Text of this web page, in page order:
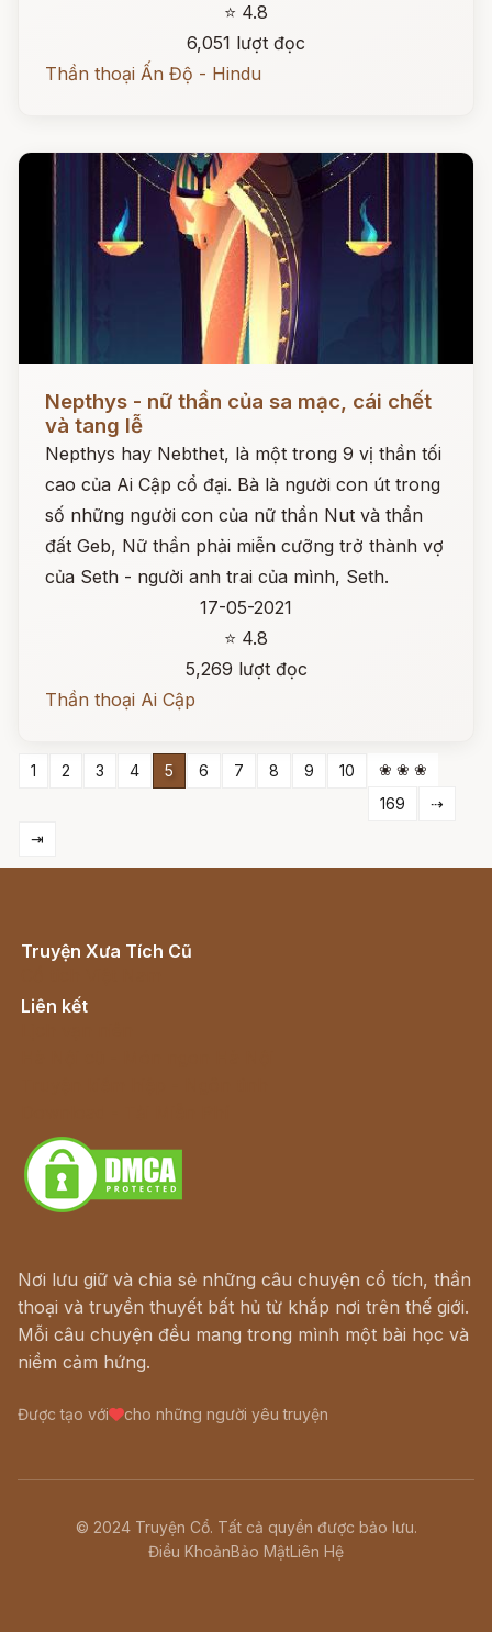
⭐ 4.8
6,051 lượt đọc
Thần thoại Ấn Độ - Hindu
Nepthys - nữ thần của sa mạc, cái chết
và tang lễ
Nepthys hay Nebthet, là một trong 9 vị thần tối
cao của Ai Cập cổ đại. Bà là người con út trong
số những người con của nữ thần Nut và thần
đất Geb, Nữ thần phải miễn cưỡng trở thành vợ
của Seth - người anh trai của mình, Seth.
17-05-2021
⭐ 4.8
5,269 lượt đọc
Thần thoại Ai Cập
1 2 3 4 5 6 7 8 9 10
❀ ❀ ❀
169
⇢
⇥
Truyện Xưa Tích Cũ
Liên kết
Nơi lưu giữ và chia sẻ những câu chuyện cổ tích, thần
thoại và truyền thuyết bất hủ từ khắp nơi trên thế giới.
Mỗi câu chuyện đều mang trong mình một bài học và
niềm cảm hứng.
Được tạo với cho những người yêu truyện
© 2024 Truyện Cổ. Tất cả quyền được bảo lưu.
Điều KhoảnBảo MậtLiên Hệ